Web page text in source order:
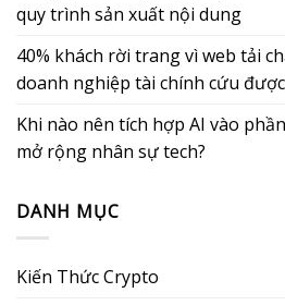
quy trình sản xuất nội dung
40% khách rời trang vì web tải
doanh nghiệp tài chính cứu
Khi nào nên tích hợp AI vào
mở rộng nhân sự tech?
DANH MỤC
Kiến Thức Crypto